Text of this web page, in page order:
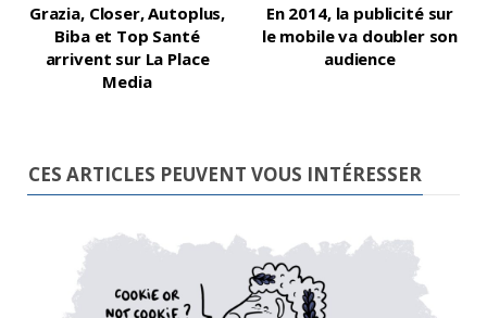
Grazia, Closer, Autoplus,
Biba et Top Santé
arrivent sur La Place
Media
En 2014, la publicité sur
le mobile va doubler son
audience
CES ARTICLES PEUVENT VOUS INTÉRESSER